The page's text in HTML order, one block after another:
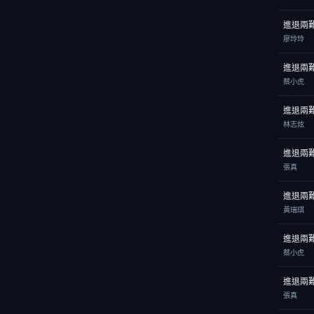
進退兩
廖玲玲
進退兩
蔡小虎
進退兩
林志炫
進退兩
張真
進退兩
黃瑞琪
進退兩
蔡小虎
進退兩
張真